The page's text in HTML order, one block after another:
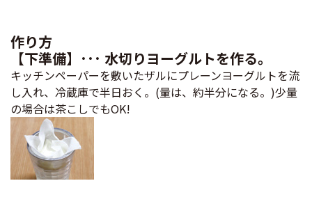
作り方
【下準備】･･･ 水切りヨーグルトを作る。
キッチンペーパーを敷いたザルにプレーンヨーグルトを流
し入れ、冷蔵庫で半日おく。(量は、約半分になる。)少量
の場合は茶こしでもOK!